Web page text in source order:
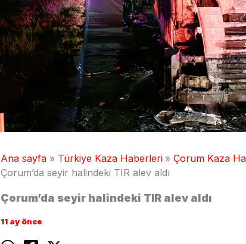
Ana sayfa Türkiye Kaza Haberleri
Çorum Kaza
Çorum’da seyir halindeki TIR alev aldı
Çorum’da seyir halindeki TIR alev aldı
11 ay önce